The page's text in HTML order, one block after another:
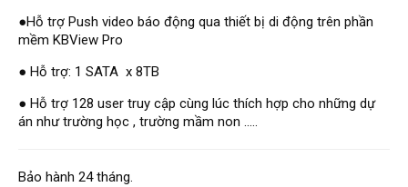
GIẢI PHÁP GIÁM SÁT RA VÀO
GIẢI PHÁP NHỎ TRỌN GÓI
Hướng dẫn sử dụng
Tin tức
Liên hệ
●Hỗ trợ Push video báo động qua thiết bị di động trên phần
mềm KBView Pro
● Hỗ trợ: 1 SATA x 8TB
● Hỗ trợ 128 user truy cập cùng lúc thích hợp cho những dự
án như trường học , trường mầm non .....
Bảo hành 24 tháng.